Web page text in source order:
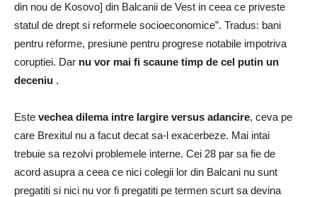
din nou de Kosovo] din Balcanii de Vest in ceea ce priveste
statul de drept si reformele socioeconomice”. Tradus: bani
pentru reforme, presiune pentru progrese notabile impotriva
coruptiei. Dar nu vor mai fi scaune timp de cel putin un
deceniu .
Este vechea dilema intre largire versus adancire, ceva pe
care Brexitul nu a facut decat sa-l exacerbeze. Mai intai
trebuie sa rezolvi problemele interne. Cei 28 par sa fie de
acord asupra a ceea ce nici colegii lor din Balcani nu sunt
pregatiti si nici nu vor fi pregatiti pe termen scurt sa devina